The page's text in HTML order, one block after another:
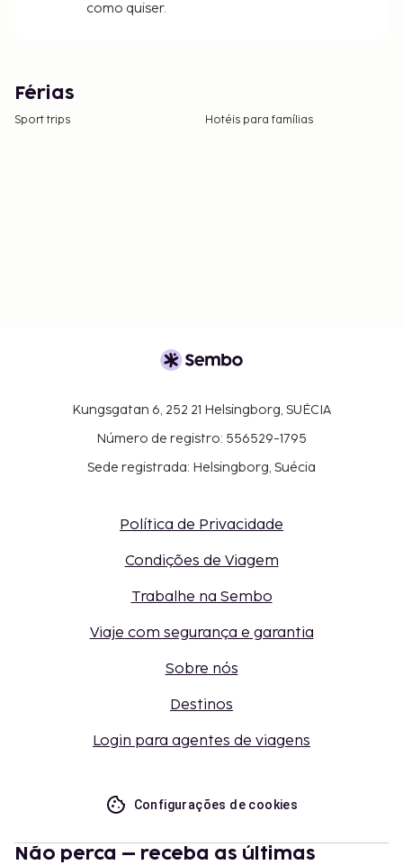
como quiser.
Férias
Sport trips Hotéis para famílias
Kungsgatan 6, 252 21 Helsingborg, SUÉCIA
Número de registro: 556529-1795
Sede registrada: Helsingborg, Suécia
Política de Privacidade
Condições de Viagem
Trabalhe na Sembo
Viaje com segurança e garantia
Sobre nós
Destinos
Login para agentes de viagens
Configurações de cookies
Não perca – receba as últimas